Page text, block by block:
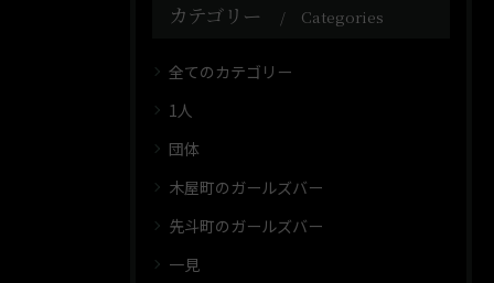
カテゴリー Categories
全てのカテゴリー
1人
団体
木屋町のガールズバー
先斗町のガールズバー
一見